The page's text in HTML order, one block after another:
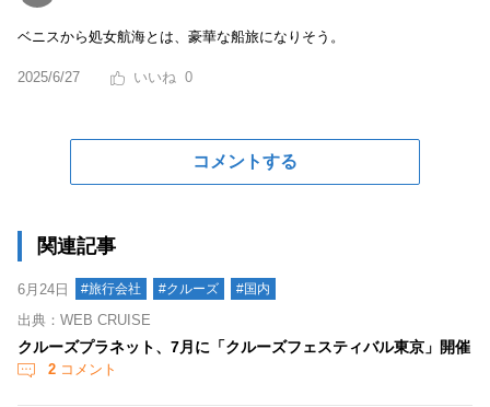
ベニスから処女航海とは、豪華な船旅になりそう。
2025/6/27 0
コメントする
関連記事
6月24日 #旅行会社 #クルーズ #国内
出典：WEB CRUISE
クルーズプラネット、7月に「クルーズフェスティバル東京」開催
2 コメント